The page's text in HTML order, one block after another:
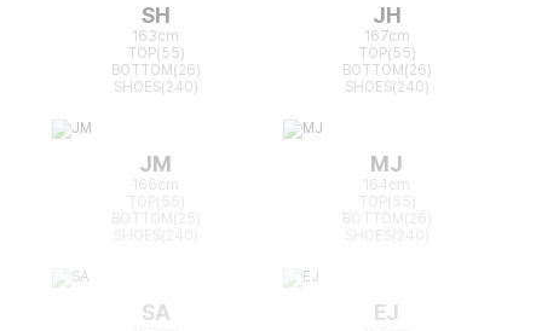
SH
163cm
TOP(55)
BOTTOM(26)
SHOES(240)
JH
167cm
TOP(55)
BOTTOM(26)
SHOES(240)
JM
166cm
TOP(55)
BOTTOM(25)
MJ
164cm
TOP(55)
BOTTOM(26)
SA EJ